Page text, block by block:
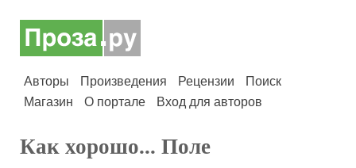
Авторы Произведения Рецензии
Поиск
Магазин
О портале Вход для авторов
Как хорошо... Поле